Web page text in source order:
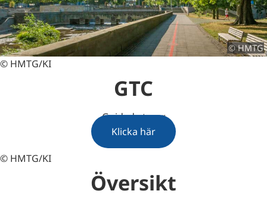
© HMTG
© HMTG/KI
GTC
Guidade turer
Klicka här
© HMTG/KI
Översikt